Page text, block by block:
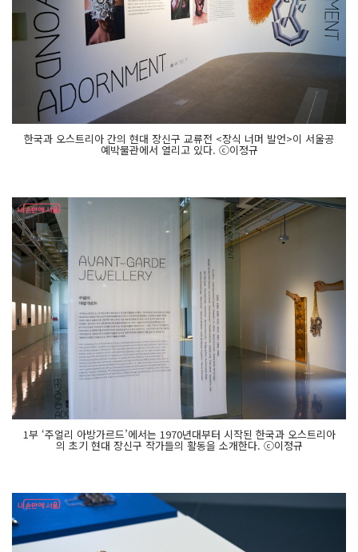
한국과 오스트리아 간의 현대 장신구 교류전 <장식 너머 발언>이 서울공
예박물관에서 열리고 있다. ⓒ이정규
1부 ‘주얼리 아방가르드’에서는 1970년대부터 시작된 한국과 오스트리아
의 초기 현대 장신구 작가들의 활동을 소개한다. ⓒ이정규